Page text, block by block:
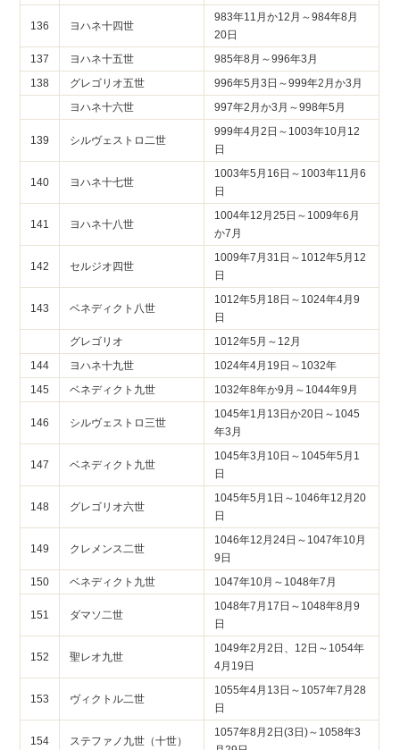
136 ヨハネ十四世
983年11月か12月～984年8月
20日
137
ヨハネ十五世
985年8月～996年3月
138
グレゴリオ五世
996年5月3日～999年2月か3月
ヨハネ十六世
997年2月か3月～998年5月
139 シルヴェストロ二世
999年4月2日～1003年10月12
日
140 ヨハネ十七世
1003年5月16日～1003年11月6
日
141 ヨハネ十八世
1004年12月25日～1009年6月
か7月
142 セルジオ四世
1009年7月31日～1012年5月12
日
143 ベネディクト八世
1012年5月18日～1024年4月9
日
グレゴリオ
1012年5月～12月
144
ヨハネ十九世
1024年4月19日～1032年
145
ベネディクト九世 1032年8年か9月～1044年9月
146 シルヴェストロ三世
1045年1月13日か20日～1045
年3月
147 ベネディクト九世
1045年3月10日～1045年5月1
日
148 グレゴリオ六世
1045年5月1日～1046年12月20
日
149 クレメンス二世
1046年12月24日～1047年10月
9日
150
ベネディクト九世 1047年10月～1048年7月
151 ダマソ二世
1048年7月17日～1048年8月9
日
152 聖レオ九世
1049年2月2日、12日～1054年
4月19日
153 ヴィクトル二世
1055年4月13日～1057年7月28
日
154 ステファノ九世（十世）
1057年8月2日(3日)～1058年3